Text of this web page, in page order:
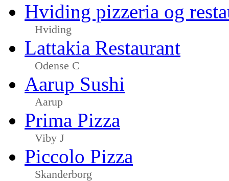
Hviding pizzeria og
Hviding
Lattakia Restaurant
Odense C
Aarup Sushi
Aarup
Prima Pizza
Viby J
Piccolo Pizza
Skanderborg